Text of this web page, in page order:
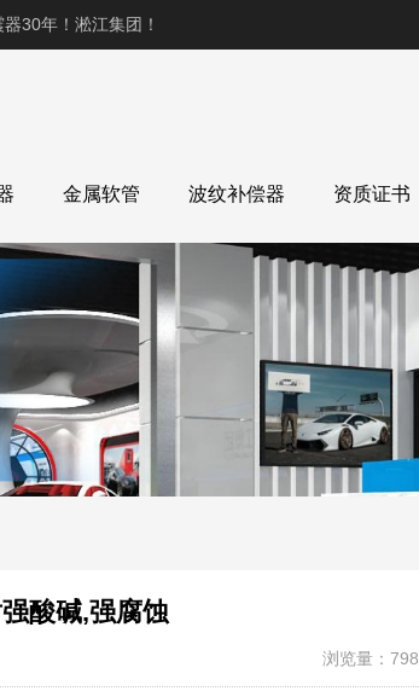
30年！淞江集团！
金属软管 波纹补偿器 资质证书
酸碱,强腐蚀
浏览量：798